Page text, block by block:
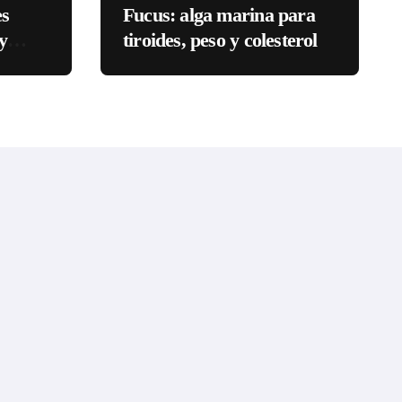
Fucus: alga marina para
tiroides, peso y colesterol